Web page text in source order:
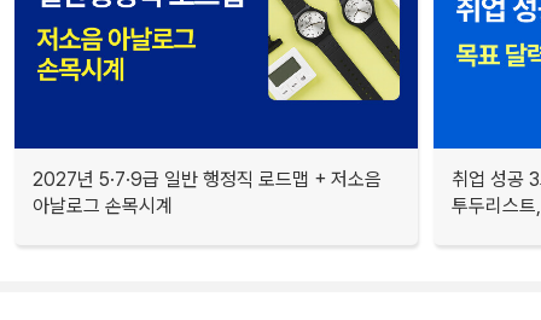
2027년 5·7·9급 일반 행정직 로드맵 + 저소음
아날로그 손목시계
취업 성공
투두리스